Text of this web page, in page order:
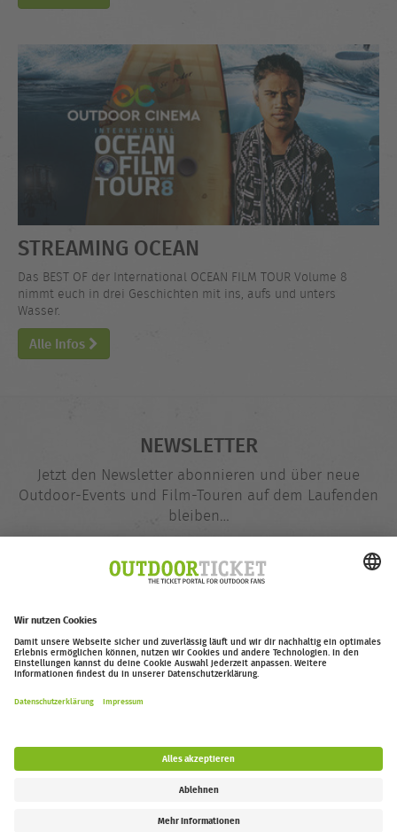
STREAMING OCEAN
Das BEST OF der International OCEAN FILM TOUR Volume 8
nimmt euch in drei Geschichten mit ins, aufs und unters
Wasser.
Alle Infos
NEWSLETTER
Jetzt den Newsletter abonnieren und über neue
Outdoor-Events und Film-Touren auf dem Laufenden
bleiben…
Mail-
Adresse
outdoor-ticket.net– Ein Projekt von
Barrierefreiheitserklärung
Follow us: